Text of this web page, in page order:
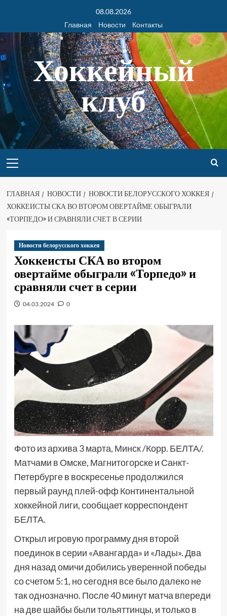
08.08.2026
Главная
Новости Контакты
Хоккейный
клуб
ГЛАВНАЯ НОВОСТИ
НОВОСТИ БЕЛОРУССКОГО ХОККЕЯ
ХОККЕИСТЫ СКА ВО ВТОРОМ ОВЕРТАЙМЕ ОБЫГРАЛИ
«ТОРПЕДО» И СРАВНЯЛИ СЧЕТ В СЕРИИ
Новости белорусского хоккея
Хоккеисты СКА во втором
овертайме обыграли «Торпедо» и
сравняли счет в серии
04.03.2024 0
Фото из архива 3 марта, Минск /Корр. БЕЛТА/.
Матчами в Омске, Магнитогорске и Санкт-
Петербурге в воскресенье продолжился
первый раунд плей-офф Континентальной
хоккейной лиги, сообщает корреспондент
БЕЛТА.
Открыл игровую программу дня второй
поединок в серии «Авангарда» и «Лады». Два
дня назад омичи добились уверенной победы
со счетом 5:1, но сегодня все было далеко не
так однозначно. После 40 минут матча впереди
на две шайбы были тольяттинцы, и только в